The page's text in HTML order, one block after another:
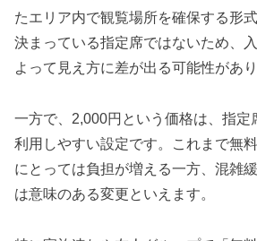
たエリア内で観覧場所を確保する形
決まっている指定席ではないため、
よって見え方に差が出る可能性があり
一方で、2,000円という価格は、指定
利用しやすい設定です。これまで無
にとっては負担が増える一方、混雑
は意味のある変更といえます。